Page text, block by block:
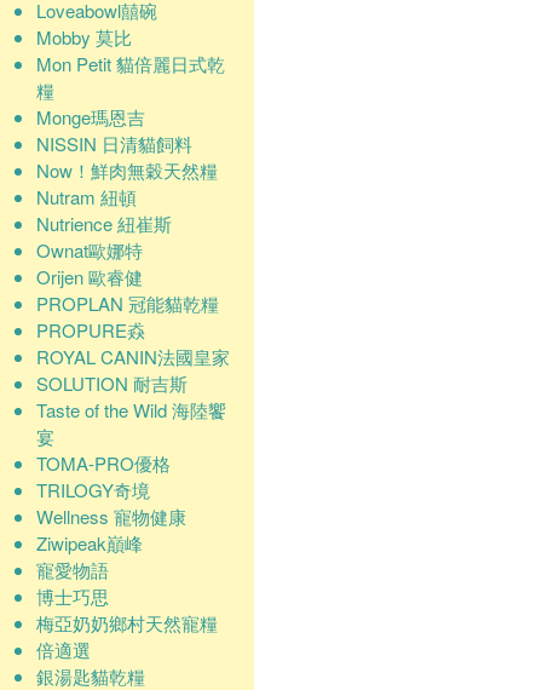
Loveabowl囍碗
Mobby 莫比
Mon Petit 貓倍麗日式乾
糧
Monge瑪恩吉
NISSIN 日清貓飼料
Now！鮮肉無穀天然糧
Nutram 紐頓
Nutrience 紐崔斯
Ownat歐娜特
Orijen 歐睿健
PROPLAN 冠能貓乾糧
PROPURE猋
ROYAL CANIN法國皇家
SOLUTION 耐吉斯
Taste of the Wild 海陸饗
宴
TOMA-PRO優格
TRILOGY奇境
Wellness 寵物健康
Ziwipeak巔峰
寵愛物語
博士巧思
梅亞奶奶鄉村天然寵糧
倍適選
銀湯匙貓乾糧